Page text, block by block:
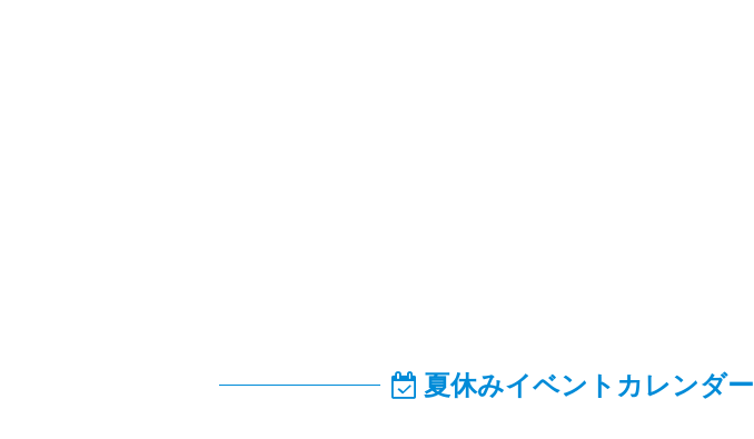
夏休みイベントカレンダー